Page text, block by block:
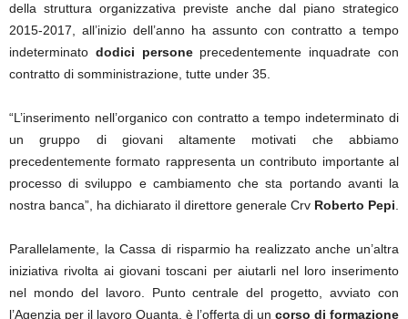
della struttura organizzativa previste anche dal piano strategico
2015-2017, all’inizio dell’anno ha assunto con contratto a tempo
indeterminato dodici persone precedentemente inquadrate con
contratto di somministrazione, tutte under 35.
“L’inserimento nell’organico con contratto a tempo indeterminato di
un gruppo di giovani altamente motivati che abbiamo
precedentemente formato rappresenta un contributo importante al
processo di sviluppo e cambiamento che sta portando avanti la
nostra banca”, ha dichiarato il direttore generale Crv Roberto Pepi
Parallelamente, la Cassa di risparmio ha realizzato anche un’altra
iniziativa rivolta ai giovani toscani per aiutarli nel loro inserimento
nel mondo del lavoro. Punto centrale del progetto, avviato con
l’Agenzia per il lavoro Quanta, è l’offerta di un corso di formazione